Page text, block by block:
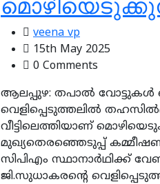
veena vp
15th May 2025
0 Comments
ആലപ്പുഴ: തപാല്‍ വോട്ടുകള്‍
വെളിപ്പെടുത്തലില്‍
വീട്ടിലെത്തിയാണ്
മുഖ്യതെരഞ്ഞെടുപ്പ്
സിപിഎം സ്ഥാനാര്‍ഥിക്ക്
ജി.സുധാകരന്റെ